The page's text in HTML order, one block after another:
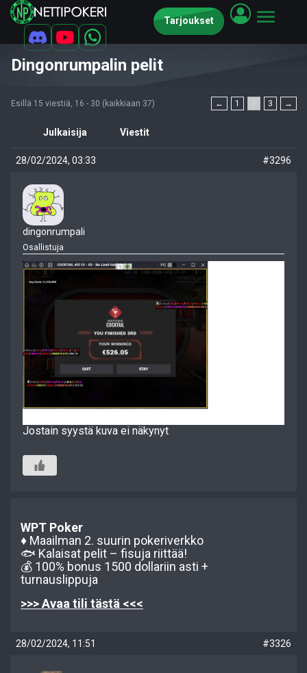
Tarjoukset
Dingonrumpalin pelit
Esillä 15 viestiä, 16 - 30 (kaikkiaan 37) ← 1 3 →
Julkaisija Viestit
28/02/2024, 03:33 #3296
dingonrumpali
Osallistuja
Jostain syystä kuva ei näkynyt
WPT Poker
♦️ Maailman 2. suurin pokeriverkko
🐟 Kalaisat pelit – fisuja riittää!
💰 100% bonus 1500 dollariin asti +
turnauslippuja
>>> Avaa tili tästä <<<
28/02/2024, 11:51 #3326